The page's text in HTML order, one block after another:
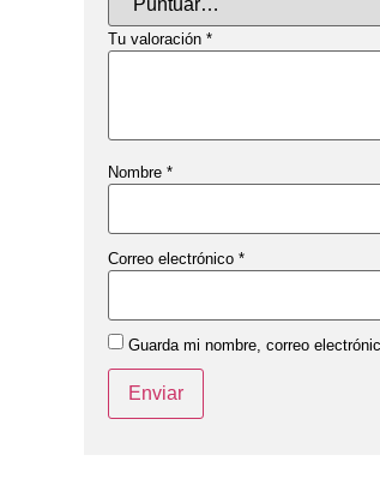
Tu valoración *
Nombre *
Correo electrónico *
Guarda mi nombre, correo